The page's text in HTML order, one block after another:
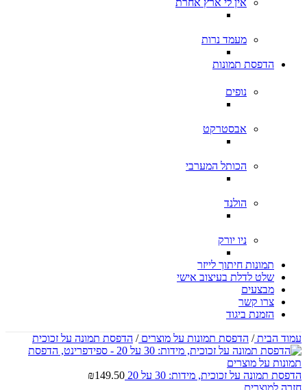
אין לי ארץ אחרת
מעמד נרות
הדפסת תמונות
נופים
אבסטרקט
הכותל המערבי
הולנד
ניו יורק
תמונות חיתוך לייזר
שלט לדלת בעיצוב אישי
מבצעים
צרו קשר
הזמנת ביגוד
עמוד הבית/ הדפסת תמונות על מוצרים/ הדפסת תמונה על זכוכית
הדפסת תמונה על זכוכית, מידות: 30 על 20 ₪149.50
חזרה למוצרים